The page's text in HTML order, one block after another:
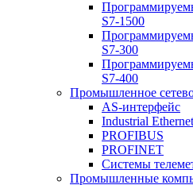
S7-1500
S7-300
S7-400
Промышленное
AS-интерфейс
Industrial Ethernet
PROFIBUS
PROFINET
Системы
Промышленные